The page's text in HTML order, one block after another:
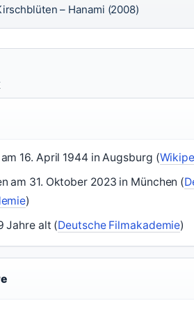
– Hanami (2008)
16. April 1944 in Augsburg (
am 31. Oktober 2023 in München (
)
Jahre alt (Deutsche Filmakademie)